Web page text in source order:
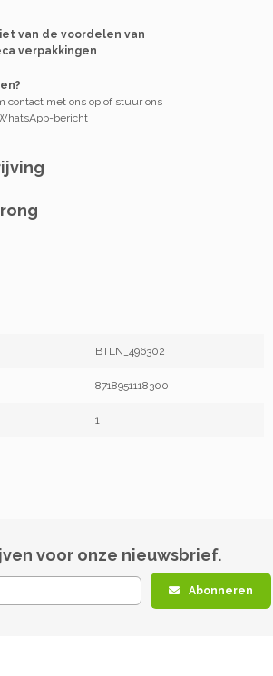
van de voordelen van
verpakkingen
contact met ons op of stuur ons
bericht
BTLN_496302
8718951118300
1
voor onze nieuwsbrief.
Abonneren